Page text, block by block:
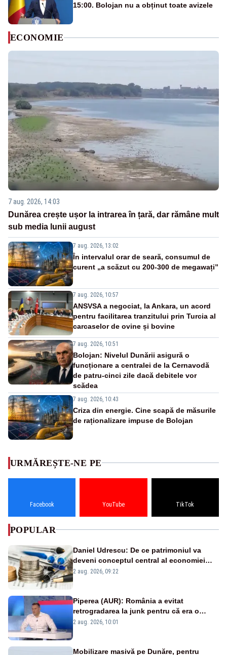
15:00. Bolojan nu a obținut toate avizele
ECONOMIE
7 aug. 2026, 14:03
Dunărea crește ușor la intrarea în țară, dar rămâne mult
sub media lunii august
7 aug. 2026, 13:02
În intervalul orar de seară, consumul de
curent „a scăzut cu 200-300 de megawați”
7 aug. 2026, 10:57
ANSVSA a negociat, la Ankara, un acord
pentru facilitarea tranzitului prin Turcia al
carcaselor de ovine și bovine
7 aug. 2026, 10:51
Bolojan: Nivelul Dunării asigură o
funcționare a centralei de la Cernavodă
de patru-cinci zile dacă debitele vor
scădea
7 aug. 2026, 10:43
Criza din energie. Cine scapă de măsurile
de raționalizare impuse de Bolojan
URMĂREȘTE-NE PE
Facebook YouTube TikTok
POPULAR
Daniel Udrescu: De ce patrimoniul va
deveni conceptul central al economiei
viitoare?
2 aug. 2026, 09:22
Piperea (AUR): România a evitat
retrogradarea la junk pentru că era o
catastrofă pentru bănci și fondurile de
2 aug. 2026, 10:01
Mobilizare masivă pe Dunăre, pentru